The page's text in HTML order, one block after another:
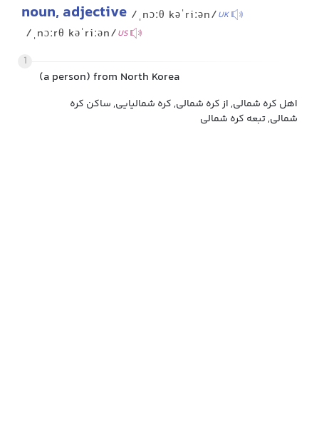
noun, adjective /ˌnɔːθ kəˈriːən/UK
/ˌnɔːrθ kəˈriːən/US
1
(a person) from North Korea
اهل کره شمالی, از کره شمالی, کره شمالیایی, ساکن کره
شمالی, تبعه کره شمالی